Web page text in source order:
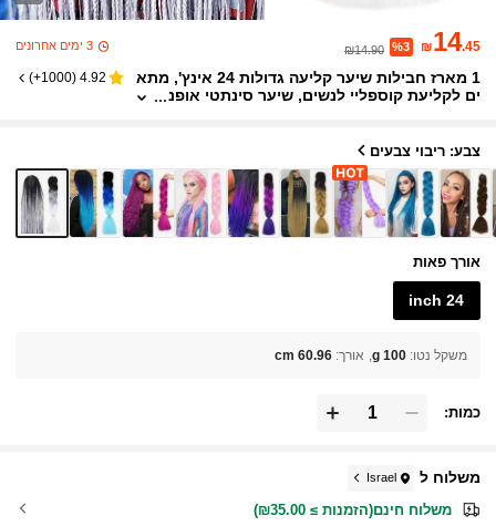
₪14.45
%3
₪14.90 3 ימים אחרונים
1 מארז חבילות שיער קליעה גדולות 24 אינץ', מתא
ים לקליעת קוספליי לנשים, שיער סינתטי אופנ
רנבל ופסטיבלי מוזיקה
4.92
(
1000+
)
צבע: ריבוי צבעים
אורך פאות
24 inch
משקל נטו:
100 g אורך:
60.96 cm
כמות:
משלוח ל Israel
משלוח חינם(הזמנות ≥ ₪35.00)